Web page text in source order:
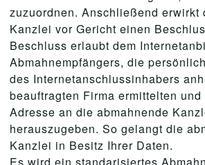
zuzuordnen. Anschließend erwirkt
Kanzlei vor Gericht einen
Beschluss erlaubt dem
Abmahnempfängers, die
des Internetanschlussinhabers
beauftragten Firma ermittelten
Adresse an die abmahnende
herauszugeben. So gelangt die
Kanzlei in Besitz Ihrer Daten.